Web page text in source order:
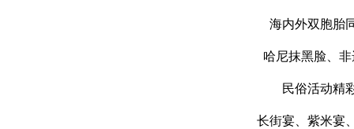
海内外双胞胎
哈尼抹黑脸、
民俗活动精
长街宴、紫米宴